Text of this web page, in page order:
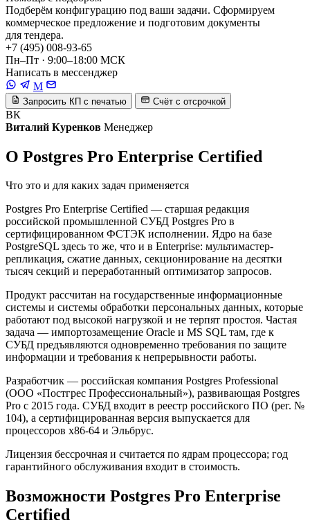
Подберём конфигурацию под ваши задачи. Сформируем
коммерческое предложение и подготовим документы
для тендера.
+7 (495) 008-93-65
Пн–Пт · 9:00–18:00 МСК
Написать в мессенджер
M
Запросить КП с печатью Счёт с отсрочкой
ВК
Виталий Куренков Менеджер
О Postgres Pro Enterprise Certified
Что это и для каких задач применяется
Postgres Pro Enterprise Certified — старшая редакция
российской промышленной СУБД Postgres Pro в
сертифицированном ФСТЭК исполнении. Ядро на базе
PostgreSQL здесь то же, что и в Enterprise: мультимастер-
репликация, сжатие данных, секционирование на десятки
тысяч секций и переработанный оптимизатор запросов.
Продукт рассчитан на государственные информационные
системы и системы обработки персональных данных, которые
работают под высокой нагрузкой и не терпят простоя. Частая
задача — импортозамещение Oracle и MS SQL там, где к
СУБД предъявляются одновременно требования по защите
информации и требования к непрерывности работы.
Разработчик — российская компания Postgres Professional
(ООО «Постгрес Профессиональный»), развивающая Postgres
Pro с 2015 года. СУБД входит в реестр российского ПО (рег. №
104), а сертифицированная версия выпускается для
процессоров x86-64 и Эльбрус.
Лицензия бессрочная и считается по ядрам процессора; год
гарантийного обслуживания входит в стоимость.
Возможности Postgres Pro Enterprise
Certified